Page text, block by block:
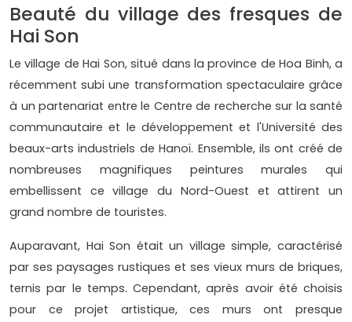
Beauté du village des fresques de
Hai Son
Le village de Hai Son, situé dans la province de Hoa Binh, a
récemment subi une transformation spectaculaire grâce
à un partenariat entre le Centre de recherche sur la santé
communautaire et le développement et l'Université des
beaux-arts industriels de Hanoï. Ensemble, ils ont créé de
nombreuses magnifiques peintures murales qui
embellissent ce village du Nord-Ouest et attirent un
grand nombre de touristes.
Auparavant, Hai Son était un village simple, caractérisé
par ses paysages rustiques et ses vieux murs de briques,
ternis par le temps. Cependant, après avoir été choisis
pour ce projet artistique, ces murs ont presque